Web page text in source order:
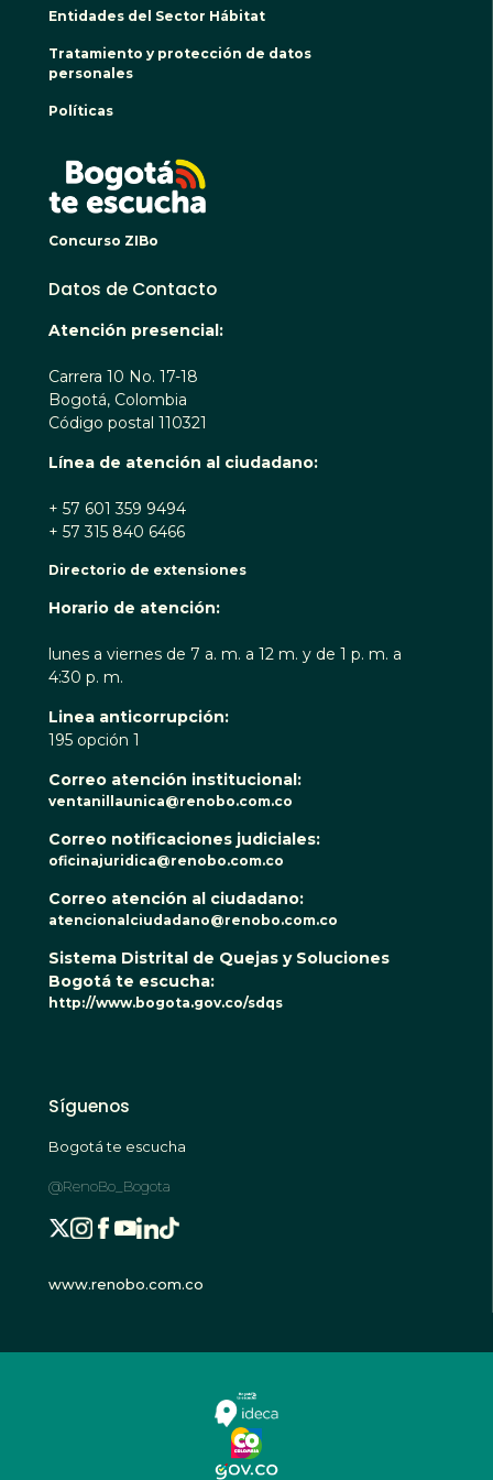
Entidades del Sector Hábitat
Tratamiento y protección de datos
personales
Políticas
Concurso ZIBo
Datos de Contacto
Atención presencial:
Carrera 10 No. 17-18
Bogotá, Colombia
Código postal 110321
Línea de atención al ciudadano:
+ 57 601 359 9494
+ 57 315 840 6466
Directorio de extensiones
Horario de atención:
lunes a viernes de 7 a. m. a 12 m. y de 1 p. m. a
4:30 p. m.
Linea anticorrupción:
195 opción 1
Correo atención institucional:
ventanillaunica@renobo.com.co
Correo notificaciones judiciales:
oficinajuridica@renobo.com.co
Correo atención al ciudadano:
atencionalciudadano@renobo.com.co
Sistema Distrital de Quejas y Soluciones
Bogotá te escucha:
http://www.bogota.gov.co/sdqs
Síguenos
Bogotá te escucha
@RenoBo_Bogota
www.renobo.com.co